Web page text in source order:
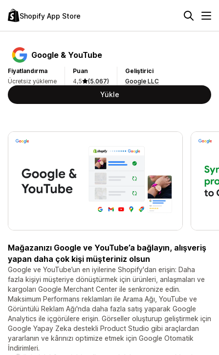
Shopify App Store
Google & YouTube
Fiyatlandırma
Ücretsiz yükleme
Puan
4,5
(5.067)
Geliştirici
Google LLC
Yükle
Mağazanızı Google ve YouTube’a bağlayın, alışveriş
yapan daha çok kişi müşteriniz olsun
Google ve YouTube’un en iyilerine Shopify'dan erişin: Daha
fazla kişiyi müşteriye dönüştürmek için ürünleri, anlaşmaları ve
kargoları Google Merchant Center ile senkronize edin.
Maksimum Performans reklamları ile Arama Ağı, YouTube ve
Görüntülü Reklam Ağı'nda daha fazla satış yaparak Google
Analytics ile içgörülere erişin. Görseller oluşturup geliştirmek için
Google Yapay Zeka destekli Product Studio gibi araçlardan
yararlanın ve kârınızı optimize etmek için Google Otomatik
İndirimleri.